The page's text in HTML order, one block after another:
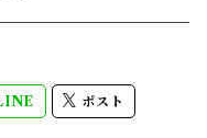
ポスト